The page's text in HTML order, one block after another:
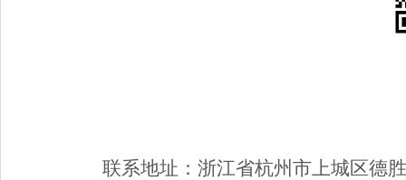
联系地址：浙江省杭州市上城区德